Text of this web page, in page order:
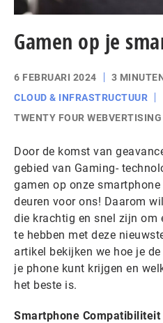
Gamen op je
6 FEBRUARI 2024
3
CLOUD & INFRASTRUCTUUR
TWENTY FOUR
Door de komst van
gebied van Gaming-
gamen op onze
deuren voor ons! Daarom
die krachtig en snel zijn om
te hebben met deze
artikel bekijken we hoe je
je phone kunt krijgen en
het beste is.
Smartphone Compatibiliteit